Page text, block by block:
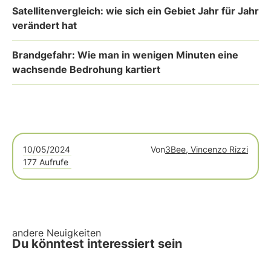
Satellitenvergleich: wie sich ein Gebiet Jahr für Jahr
verändert hat
Brandgefahr: Wie man in wenigen Minuten eine
wachsende Bedrohung kartiert
10/05/2024 Von3Bee, Vincenzo Rizzi
177 Aufrufe
andere Neuigkeiten
Du könntest interessiert sein